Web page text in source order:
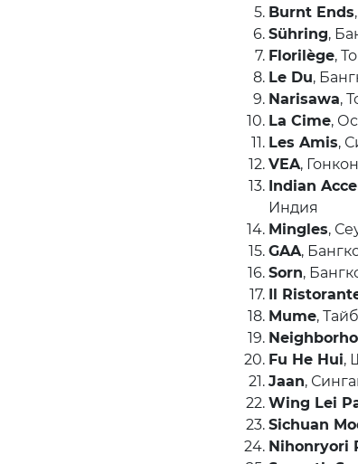
Burnt Ends
Sühring,
Florilège,
Le Du,
Narisawa,
La Cime,
Les Amis,
VEA,
Indian
Индия
Mingles,
GAA,
Sorn,
Il
Mume,
Fu He Hui,
Jaan,
Wing Lei
Sichuan
Nihonryori